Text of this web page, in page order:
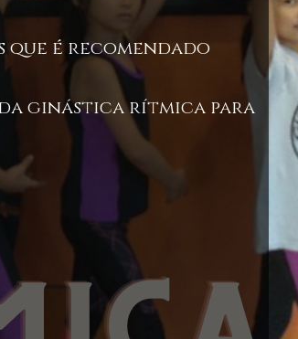
que é recomendado
ginástica rítmica para